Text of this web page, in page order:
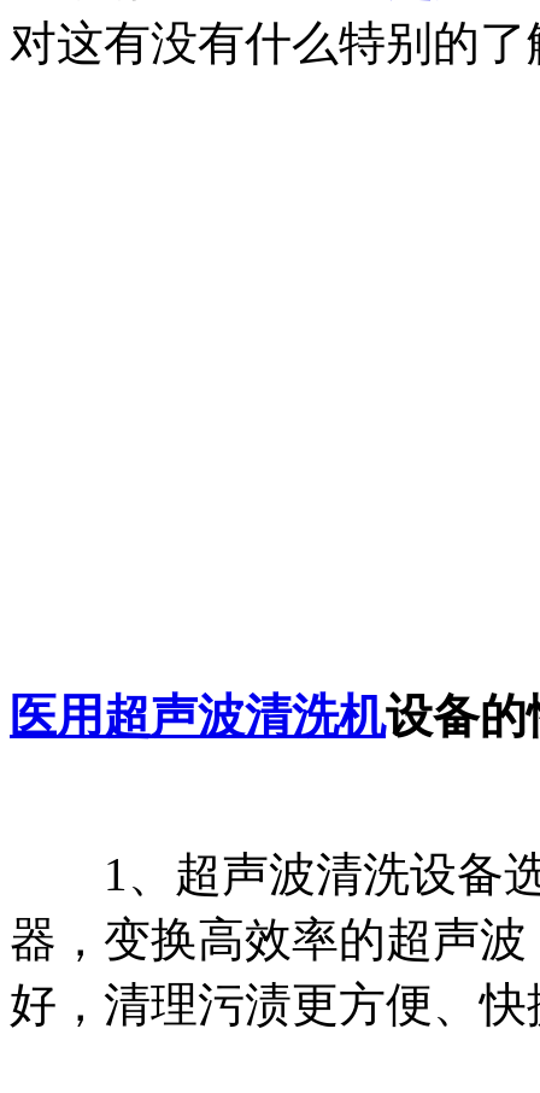
对这有没有什么特别的了
医用超声波清洗机设备的
1、超声波清洗设备选
器，变换高效率的超声
好，清理污渍更方便、快